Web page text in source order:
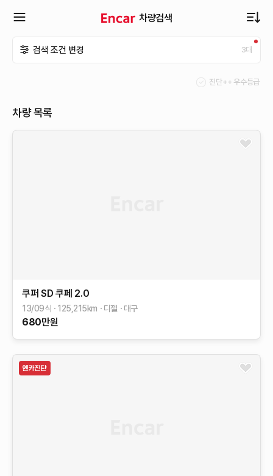
차량검색
뉴
검색 조건 변경 3대
진단++ 우수등급
차량 목록
쿠퍼 SD 쿠페 2.0
13/09식 125,215km 디젤 대구
680만원